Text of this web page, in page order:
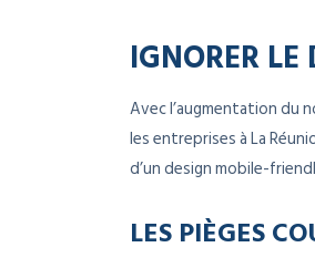
IGNORER
Avec l’augmentation du
les entreprises à La
d’un design mobile-
LES PIÈGES